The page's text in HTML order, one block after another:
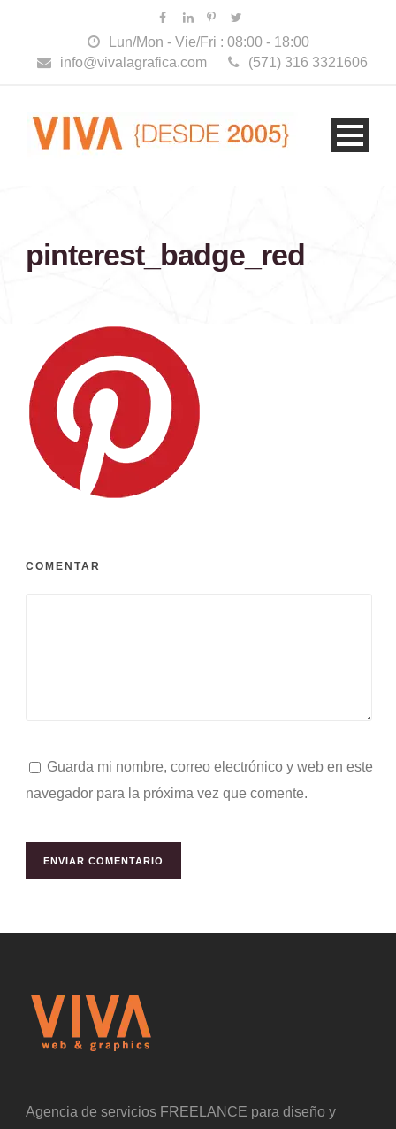
Lun/Mon - Vie/Fri : 08:00 - 18:00
info@vivalagrafica.com
(571) 316 3321606
pinterest_badge_red
COMENTAR
Guarda mi nombre, correo electrónico y web en este
navegador para la próxima vez que comente.
Agencia de servicios FREELANCE para diseño y